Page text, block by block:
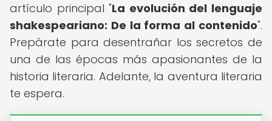
artículo principal "La evolución del lenguaje
shakespeariano: De la forma al contenido".
Prepárate para desentrañar los secretos de
una de las épocas más apasionantes de la
historia literaria. Adelante, la aventura literaria
te espera.